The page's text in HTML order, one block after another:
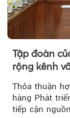
Tập đoàn
rộng kênh
Thỏa thuận
hàng Phát
tiếp cận